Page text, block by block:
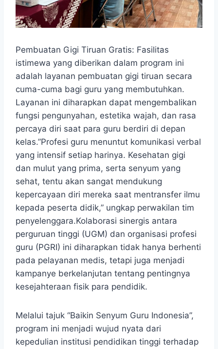
Pembuatan Gigi Tiruan Gratis: Fasilitas
istimewa yang diberikan dalam program ini
adalah layanan pembuatan gigi tiruan secara
cuma-cuma bagi guru yang membutuhkan.
Layanan ini diharapkan dapat mengembalikan
fungsi pengunyahan, estetika wajah, dan rasa
percaya diri saat para guru berdiri di depan
kelas.”Profesi guru menuntut komunikasi verbal
yang intensif setiap harinya. Kesehatan gigi
dan mulut yang prima, serta senyum yang
sehat, tentu akan sangat mendukung
kepercayaan diri mereka saat mentransfer ilmu
kepada peserta didik,” ungkap perwakilan tim
penyelenggara.Kolaborasi sinergis antara
perguruan tinggi (UGM) dan organisasi profesi
guru (PGRI) ini diharapkan tidak hanya berhenti
pada pelayanan medis, tetapi juga menjadi
kampanye berkelanjutan tentang pentingnya
kesejahteraan fisik para pendidik.
Melalui tajuk “Baikin Senyum Guru Indonesia”,
program ini menjadi wujud nyata dari
kepedulian institusi pendidikan tinggi terhadap